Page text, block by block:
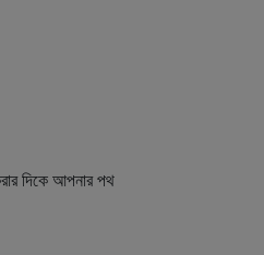
দিকে আপনার পথ